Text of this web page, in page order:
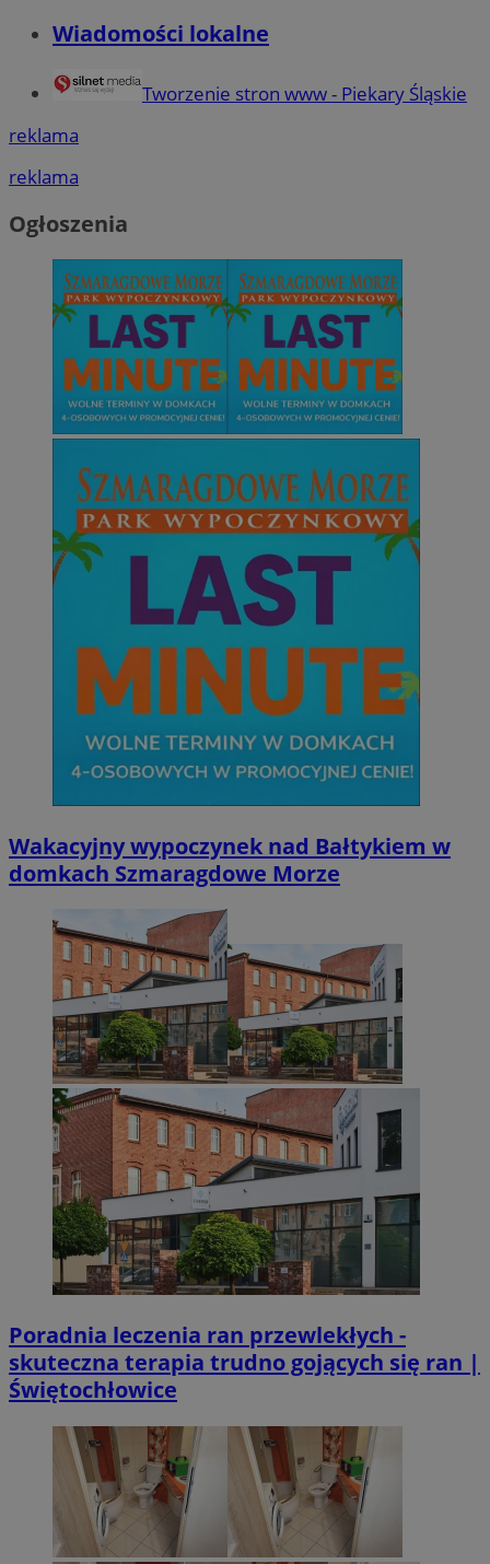
Wiadomości lokalne
Tworzenie stron www - Piekary Śląskie
reklama
reklama
Ogłoszenia
Wakacyjny wypoczynek nad Bałtykiem w
domkach Szmaragdowe Morze
Poradnia leczenia ran przewlekłych -
skuteczna terapia trudno gojących się ran |
Świętochłowice